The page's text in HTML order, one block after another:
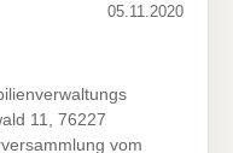
05.11.2020
11, 76227
vom